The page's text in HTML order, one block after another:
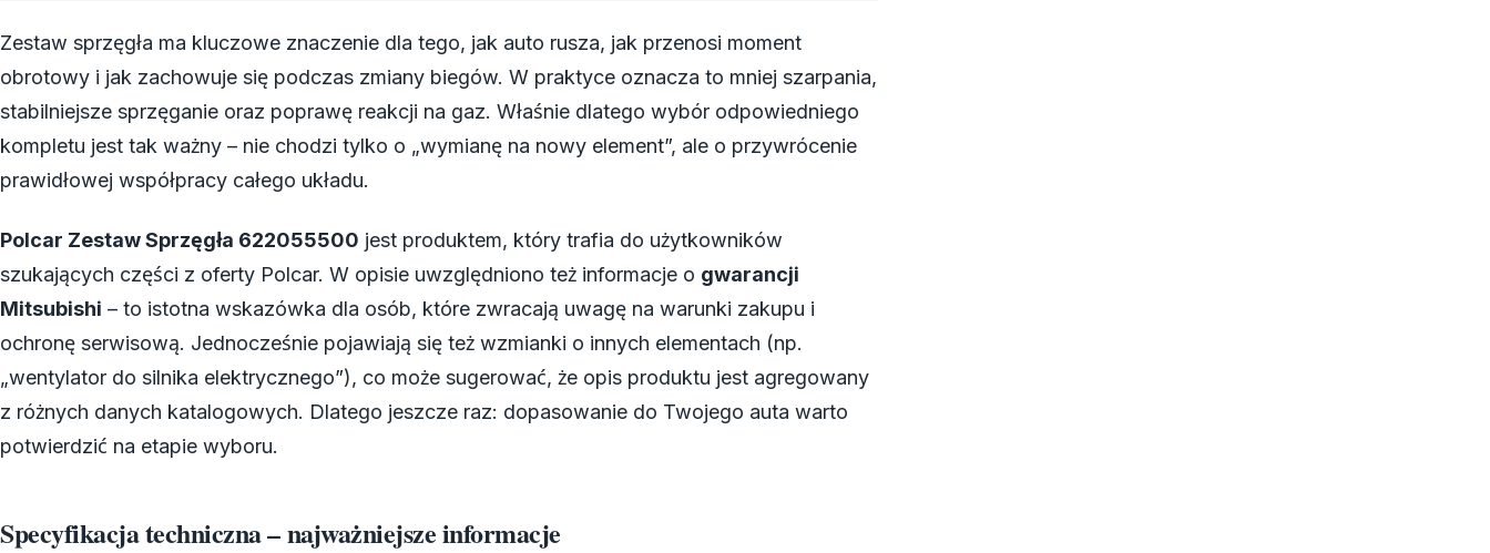
Zestaw sprzęgła ma kluczowe znaczenie dla tego, jak auto rusza, jak przenosi moment
obrotowy i jak zachowuje się podczas zmiany biegów. W praktyce oznacza to mniej szarpania,
stabilniejsze sprzęganie oraz poprawę reakcji na gaz. Właśnie dlatego wybór odpowiedniego
kompletu jest tak ważny – nie chodzi tylko o „wymianę na nowy element”, ale o przywrócenie
prawidłowej współpracy całego układu.
Polcar Zestaw Sprzęgła 622055500 jest produktem, który trafia do użytkowników
szukających części z oferty Polcar. W opisie uwzględniono też informacje o gwarancji
Mitsubishi – to istotna wskazówka dla osób, które zwracają uwagę na warunki zakupu i
ochronę serwisową. Jednocześnie pojawiają się też wzmianki o innych elementach (np.
„wentylator do silnika elektrycznego”), co może sugerować, że opis produktu jest agregowany
z różnych danych katalogowych. Dlatego jeszcze raz: dopasowanie do Twojego auta warto
potwierdzić na etapie wyboru.
Specyfikacja techniczna – najważniejsze informacje